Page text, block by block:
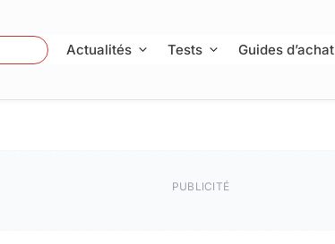
Actualités Tests Guides d’achat
PUBLICITÉ